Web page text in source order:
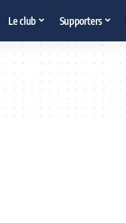
Le club Supporters